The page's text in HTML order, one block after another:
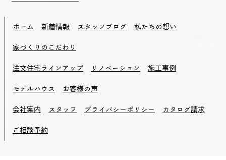
ホーム 新着情報 スタッフブログ 私たちの想い
家づくりのこだわり
注文住宅ラインアップ リノベーション 施工事例
モデルハウス お客様の声
会社案内 スタッフ プライバシーポリシー カタログ請求
ご相談予約